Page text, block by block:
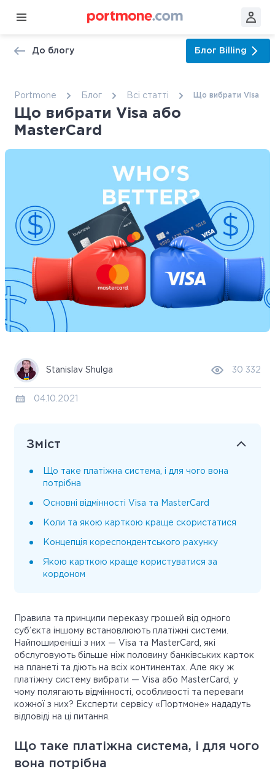
До блогу Блог Billing
Portmone Блог Всі статтi Що вибрати Visa
Що вибрати Visa або
MasterCard
Stanislav Shulga 30 332
04.10.2021
Зміст
Що таке платіжна система, і для чого вона
потрібна
Основні відмінності Visa та MasterCard
Коли та якою карткою краще скористатися
Концепція кореспондентського рахунку
Якою карткою краще користуватися за
кордоном
Правила та принципи переказу грошей від одного
суб’єкта іншому встановлюють платіжні системи.
Найпоширеніші з них — Visa та MasterCard, які
обслуговують більше ніж половину банківських карток
на планеті та діють на всіх континентах. Але яку ж
платіжну систему вибрати — Visa або MasterCard, у
чому полягають відмінності, особливості та переваги
кожної з них? Експерти сервісу «Портмоне» нададуть
відповіді на ці питання.
Що таке платіжна система, і для чого
вона потрібна